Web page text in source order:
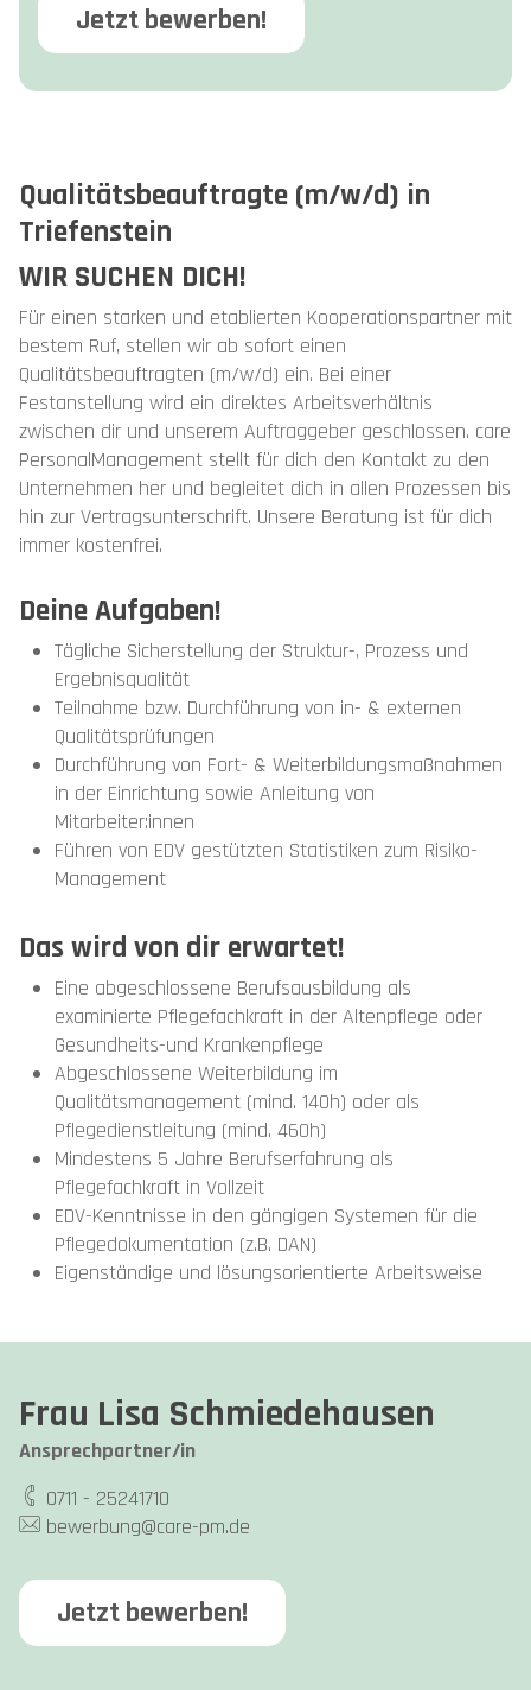
Jetzt bewerben!
Qualitätsbeauftragte (m/w/d) in
Triefenstein
WIR SUCHEN DICH!
Für einen starken und etablierten Kooperationspartner mit
bestem Ruf, stellen wir ab sofort einen
Qualitätsbeauftragten (m/w/d) ein. Bei einer
Festanstellung wird ein direktes Arbeitsverhältnis
zwischen dir und unserem Auftraggeber geschlossen. care
PersonalManagement stellt für dich den Kontakt zu den
Unternehmen her und begleitet dich in allen Prozessen bis
hin zur Vertragsunterschrift. Unsere Beratung ist für dich
immer kostenfrei.
Deine Aufgaben!
Tägliche Sicherstellung der Struktur-, Prozess und
Ergebnisqualität
Teilnahme bzw. Durchführung von in- & externen
Qualitätsprüfungen
Durchführung von Fort- & Weiterbildungsmaßnahmen
in der Einrichtung sowie Anleitung von
Mitarbeiter:innen
Führen von EDV gestützten Statistiken zum Risiko-
Management
Das wird von dir erwartet!
Eine abgeschlossene Berufsausbildung als
examinierte Pflegefachkraft in der Altenpflege oder
Gesundheits-und Krankenpflege
Abgeschlossene Weiterbildung im
Qualitätsmanagement (mind. 140h) oder als
Pflegedienstleitung (mind. 460h)
Mindestens 5 Jahre Berufserfahrung als
Pflegefachkraft in Vollzeit
EDV-Kenntnisse in den gängigen Systemen für die
Pflegedokumentation (z.B. DAN)
Eigenständige und lösungsorientierte Arbeitsweise
Frau Lisa Schmiedehausen
Ansprechpartner/in
0711 - 25241710
bewerbung@care-pm.de
Jetzt bewerben!